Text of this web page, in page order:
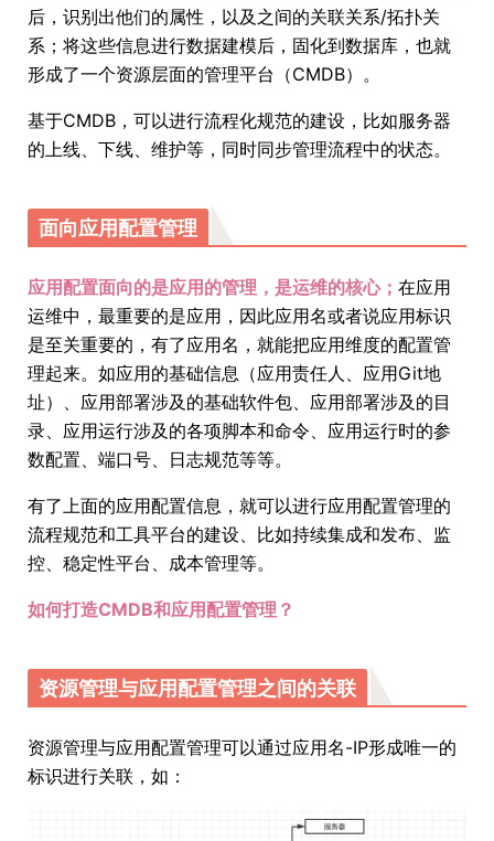
后，识别出他们的属性，以及之间的关联关系/拓扑关
系；将这些信息进行数据建模后，固化到数据库，也就
形成了一个资源层面的管理平台（CMDB）。
基于CMDB，可以进行流程化规范的建设，比如服务器
的上线、下线、维护等，同时同步管理流程中的状态。
面向应用配置管理
应用配置面向的是应用的管理，是运维的核心； 在应用
运维中，最重要的是应用，因此应用名或者说应用标识
是至关重要的，有了应用名，就能把应用维度的配置管
理起来。如应用的基础信息（应用责任人、应用Git地
址）、应用部署涉及的基础软件包、应用部署涉及的目
录、应用运行涉及的各项脚本和命令、应用运行时的参
数配置、端口号、日志规范等等。
有了上面的应用配置信息，就可以进行应用配置管理的
流程规范和工具平台的建设、比如持续集成和发布、监
控、稳定性平台、成本管理等。
如何打造CMDB和应用配置管理？
资源管理与应用配置管理之间的关联
资源管理与应用配置管理可以通过应用名-IP形成唯一的
标识进行关联，如：